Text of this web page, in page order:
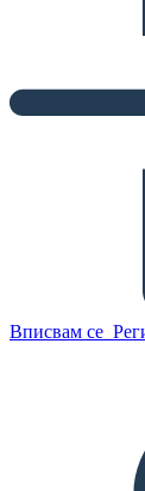
Вписвам се
на